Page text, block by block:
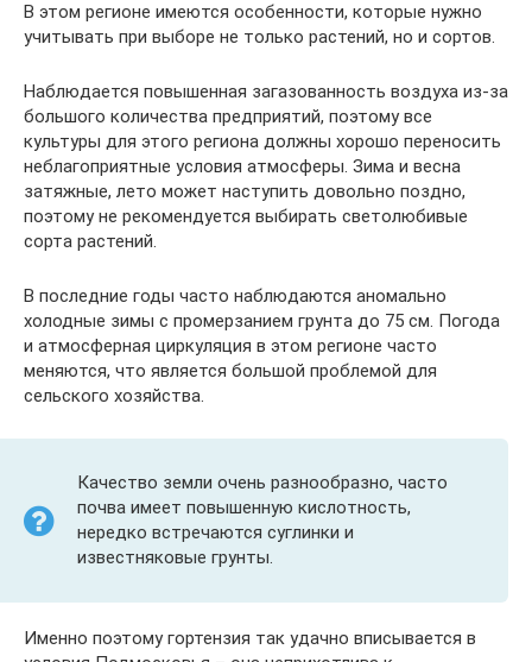
В этом регионе имеются особенности, которые нужно
учитывать при выборе не только растений, но и сортов.
Наблюдается повышенная загазованность воздуха из-за
большого количества предприятий, поэтому все
культуры для этого региона должны хорошо переносить
неблагоприятные условия атмосферы. Зима и весна
затяжные, лето может наступить довольно поздно,
поэтому не рекомендуется выбирать светолюбивые
сорта растений.
В последние годы часто наблюдаются аномально
холодные зимы с промерзанием грунта до 75 см. Погода
и атмосферная циркуляция в этом регионе часто
меняются, что является большой проблемой для
сельского хозяйства.
Качество земли очень разнообразно, часто
почва имеет повышенную кислотность,
нередко встречаются суглинки и
известняковые грунты.
Именно поэтому гортензия так удачно вписывается в